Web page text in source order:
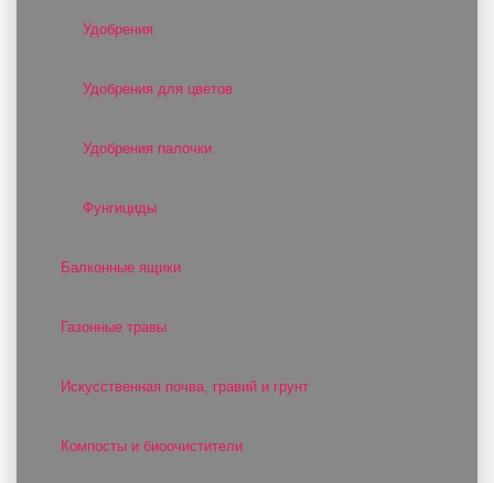
Удобрения
Удобрения для цветов
Удобрения палочки
Фунгициды
Балконные ящики
Газонные травы
Искусственная почва, гравий и грунт
Компосты и биоочистители